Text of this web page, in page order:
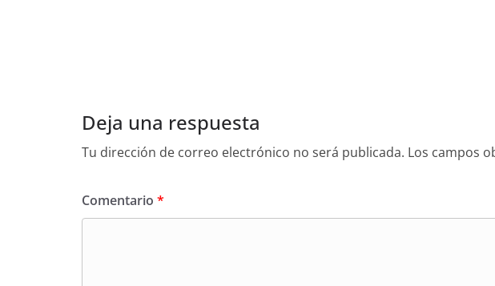
Deja una respuesta
Tu dirección de correo electrónico no será publicada. Los campos
Comentario *